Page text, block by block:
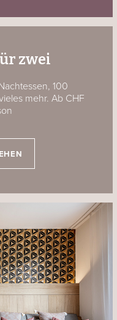
zwei
100
mehr. Ab CHF